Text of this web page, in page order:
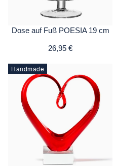
Dose auf Fuß POESIA 19 cm
26,95 €
Handmade